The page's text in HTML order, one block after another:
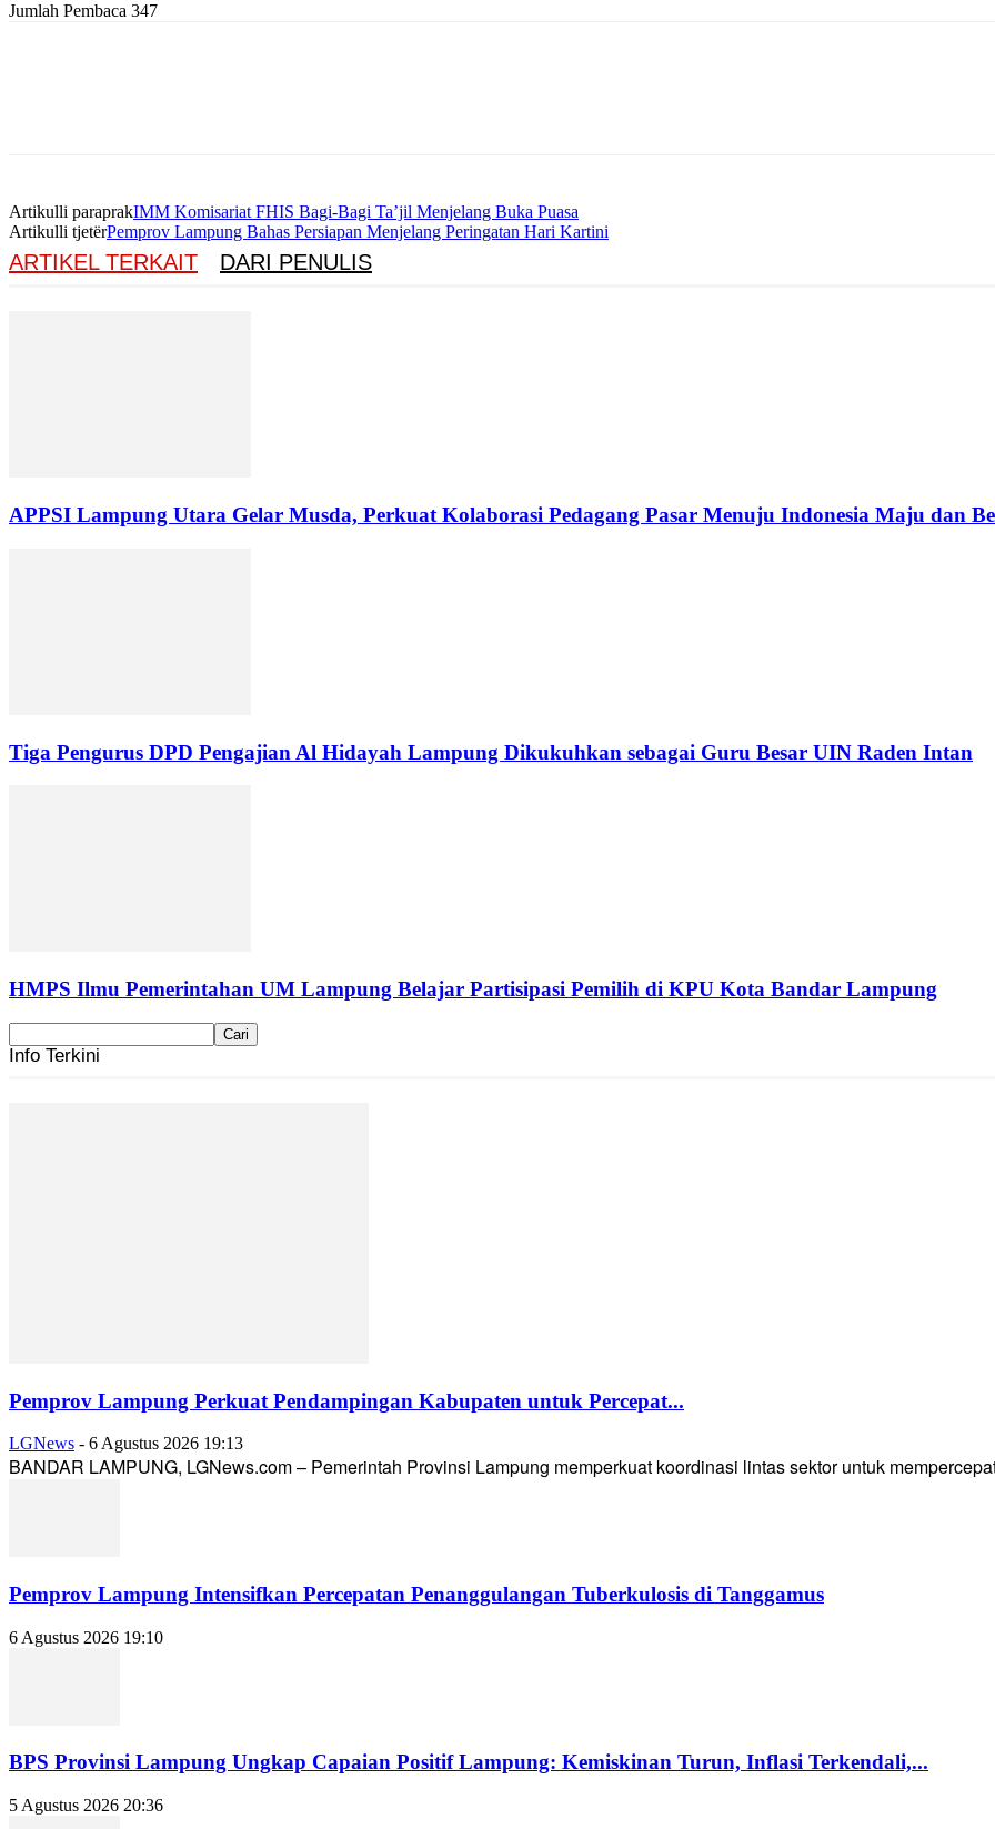
Jumlah Pembaca 347
Artikulli paraprakIMM Komisariat FHIS Bagi-Bagi Ta’jil Menjelang Buka Puasa
Artikulli tjetërPemprov Lampung Bahas Persiapan Menjelang Peringatan Hari Kartini
ARTIKEL TERKAIT DARI PENULIS
APPSI Lampung Utara Gelar Musda, Perkuat Kolaborasi Pedagang Pasar Menuju Indonesia Maju dan
Tiga Pengurus DPD Pengajian Al Hidayah Lampung Dikukuhkan sebagai Guru Besar UIN Raden Intan
HMPS Ilmu Pemerintahan UM Lampung Belajar Partisipasi Pemilih di KPU Kota Bandar Lampung
Info Terkini
Pemprov Lampung Perkuat Pendampingan Kabupaten untuk Percepat...
LGNews - 6 Agustus 2026 19:13
BANDAR LAMPUNG, LGNews.com – Pemerintah Provinsi Lampung memperkuat koordinasi lintas sektor untuk
Pemprov Lampung Intensifkan Percepatan Penanggulangan Tuberkulosis di Tanggamus
6 Agustus 2026 19:10
BPS Provinsi Lampung Ungkap Capaian Positif Lampung: Kemiskinan Turun, Inflasi Terkendali,...
5 Agustus 2026 20:36